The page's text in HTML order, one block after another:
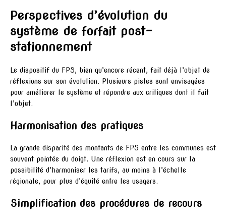
Perspectives d’évolution du
système de forfait post-
stationnement
Le dispositif du FPS, bien qu’encore récent, fait déjà l’objet de
réflexions sur son évolution. Plusieurs pistes sont envisagées
pour améliorer le système et répondre aux critiques dont il fait
l’objet.
Harmonisation des pratiques
La grande disparité des montants de FPS entre les communes est
souvent pointée du doigt. Une réflexion est en cours sur la
possibilité d’harmoniser les tarifs, au moins à l’échelle
régionale, pour plus d’équité entre les usagers.
Simplification des procédures de recours